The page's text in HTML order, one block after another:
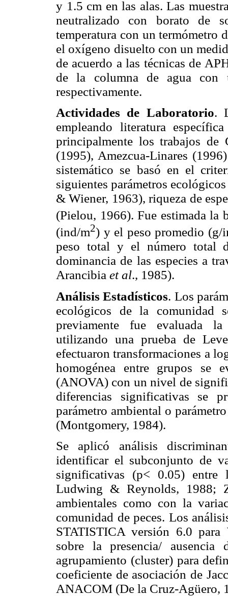
y 1.5 cm en las alas. Las
neutralizado con borato de
temperatura con un termómetro
el oxígeno disuelto con un
de acuerdo a las técnicas de
de la columna de agua con
respectivamente.
Actividades de Laboratorio.
empleando literatura
principalmente los trabajos
(1995), Amezcua-Linares
sistemático se basó en el
siguientes parámetros
& Wiener, 1963), riqueza de
(Pielou, 1966). Fue estimada la
(ind/m2) y el peso promedio (g/
peso total y el número total
dominancia de las especies a
Arancibia et al., 1985).
Análisis Estadísticos. Los
ecológicos de la comunidad
previamente fue evaluada la
utilizando una prueba de
efectuaron transformaciones a
homogénea entre grupos se
(ANOVA) con un nivel de
diferencias significativas se
parámetro ambiental o
(Montgomery, 1984).
Se aplicó análisis
identificar el subconjunto de
significativas (p< 0.05) entre
Ludwing & Reynolds, 1988;
ambientales como con la
comunidad de peces. Los
STATISTICA versión 6.0
sobre la presencia/ ausencia
agrupamiento (cluster) para
coeficiente de asociación de
ANACOM (De la Cruz-Agüero,